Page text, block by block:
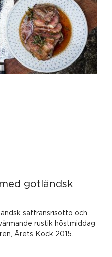
gotländsk
saffransrisotto och
rustik höstmiddag
Årets Kock 2015.